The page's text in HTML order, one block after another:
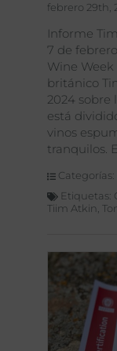
febrero 29th,
Informe
7 de
Wine Week
británico
2024 sobre
está
vinos
tranquilos.
Categorías:
Etiquetas:
Tiim Atkin